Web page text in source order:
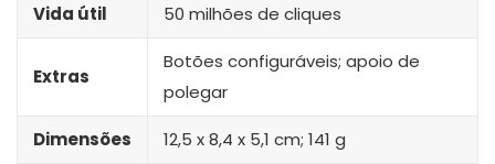
Vida útil 50 milhões de cliques
Extras
Botões configuráveis; apoio de
polegar
Dimensões 12,5 x 8,4 x 5,1 cm; 141 g